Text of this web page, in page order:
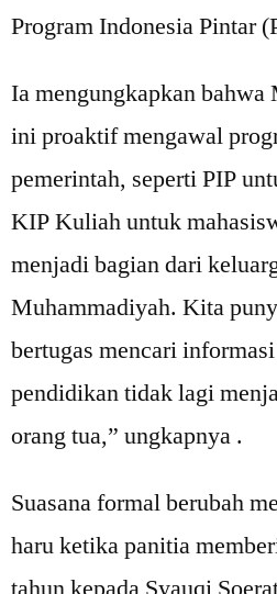
Program Indonesia Pintar
Ia mengungkapkan bahwa
ini proaktif mengawal
pemerintah, seperti PIP
KIP Kuliah untuk
menjadi bagian dari
Muhammadiyah. Kita
bertugas mencari
pendidikan tidak lagi
orang tua,” ungkapnya .
Suasana formal berubah
haru ketika panitia